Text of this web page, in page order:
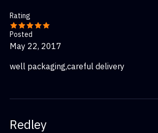
Rating
Posted
May 22, 2017
well packaging,careful delivery
Redley